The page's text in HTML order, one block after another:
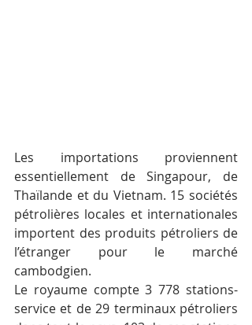
Les importations proviennent
essentiellement de Singapour, de
Thaïlande et du Vietnam. 15 sociétés
pétrolières locales et internationales
importent des produits pétroliers de
l’étranger pour le marché
cambodgien.
Le royaume compte 3 778 stations-
service et de 29 terminaux pétroliers